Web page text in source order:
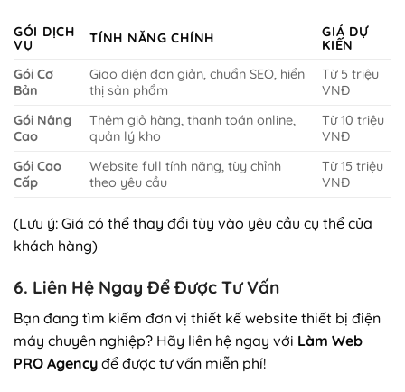
GÓI DỊCH
VỤ
TÍNH NĂNG CHÍNH
GIÁ DỰ
KIẾN
Gói Cơ
Bản
Giao diện đơn giản, chuẩn SEO, hiển
thị sản phẩm
Từ 5 triệu
VNĐ
Gói Nâng
Cao
Thêm giỏ hàng, thanh toán online,
quản lý kho
Từ 10 triệu
VNĐ
Gói Cao
Cấp
Website full tính năng, tùy chỉnh
theo yêu cầu
Từ 15 triệu
VNĐ
(Lưu ý: Giá có thể thay đổi tùy vào yêu cầu cụ thể của
khách hàng)
6. Liên Hệ Ngay Để Được Tư Vấn
Bạn đang tìm kiếm đơn vị thiết kế website thiết bị điện
máy chuyên nghiệp? Hãy liên hệ ngay với Làm Web
PRO Agency để được tư vấn miễn phí!